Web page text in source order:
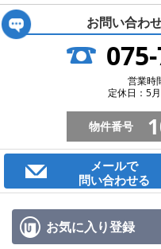
お問い合わ
営業時
定休日：5
物件番号
メールで
問い合わせる
お気に入り登録